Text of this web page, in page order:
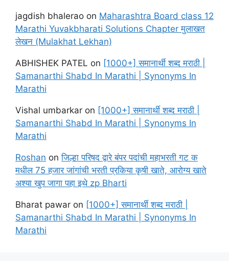
jagdish bhalerao on Maharashtra Board class 12
Marathi Yuvakbharati Solutions Chapter मुलाखत
लेखन (Mulakhat Lekhan)
ABHISHEK PATEL on [1000+] समानार्थी शब्द मराठी |
Samanarthi Shabd In Marathi | Synonyms In
Marathi
Vishal umbarkar on [1000+] समानार्थी शब्द मराठी |
Samanarthi Shabd In Marathi | Synonyms In
Marathi
Roshan onजिल्हा परिषद द्वारे बंपर पदांची महाभरती गट क
मधील 75 हजार जांगांची भरती प्रकिया कृषी खाते, आरोग्य खाते
अश्या खुप जागा पहा इथे zp Bharti
Bharat pawar on [1000+] समानार्थी शब्द मराठी |
Samanarthi Shabd In Marathi | Synonyms In
Marathi